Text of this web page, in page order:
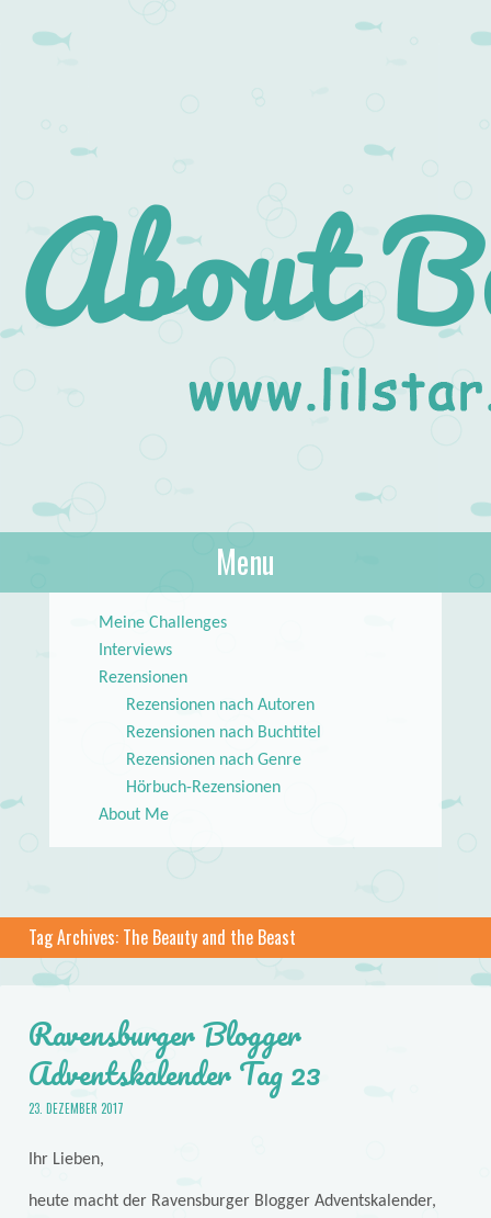
About Books
lilstar.de
Menu
Meine Challenges
Interviews
Rezensionen
Rezensionen nach Autoren
Rezensionen nach Buchtitel
Rezensionen nach Genre
Hörbuch-Rezensionen
About Me
Tag Archives: The Beauty and the Beast
Ravensburger Blogger
Adventskalender Tag 23
23. DEZEMBER 2017
Ihr Lieben,
heute macht der Ravensburger Blogger Adventskalender,